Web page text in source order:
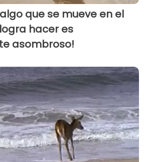
que se mueve en el
hacer es
asombroso!